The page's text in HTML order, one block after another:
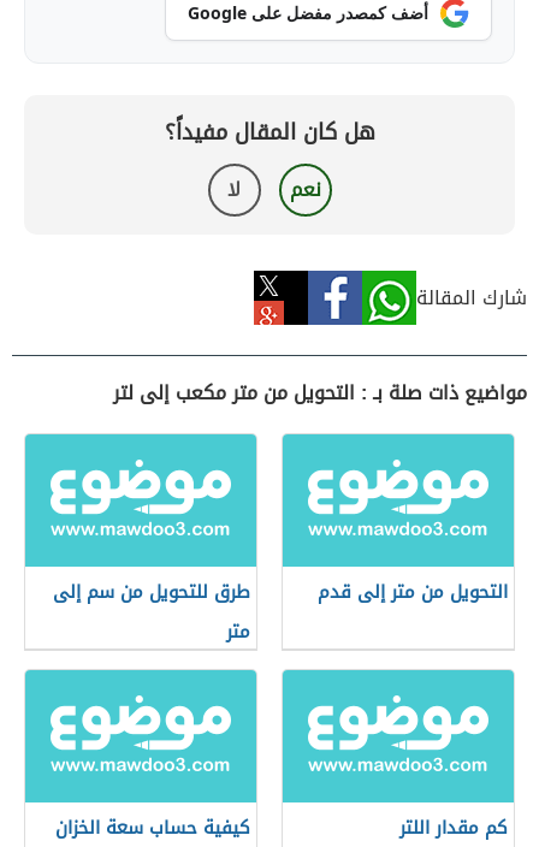
أضف كمصدر مفضل على Google
هل كان المقال مفيداً؟
نعم لا
شارك المقالة
مواضيع ذات صلة بـ : التحويل من متر مكعب إلى لتر
التحويل من متر إلى قدم
طرق للتحويل من سم إلى
متر
كم مقدار اللتر كيفية حساب سعة الخزان